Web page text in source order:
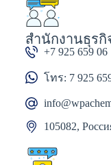
สำนักงานธุรกิ
+7 925 659 06
โทร: 7 925
105082,